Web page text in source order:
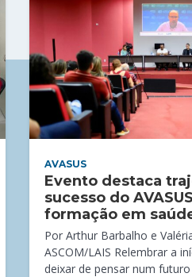
AVASUS
Evento destaca
sucesso do
formação em
Por Arthur Barbalho e
ASCOM/LAIS Relembrar a
deixar de pensar num